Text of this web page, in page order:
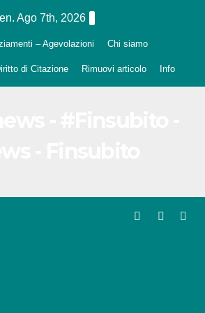
Ago 7th, 2026
– Agevolazioni Chi siamo
di Citazione Rimuovi articolo Info